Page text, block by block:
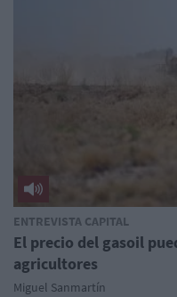
ENTREVISTA CAPITAL
El precio del gasoil
agricultores
Miguel Sanmartín